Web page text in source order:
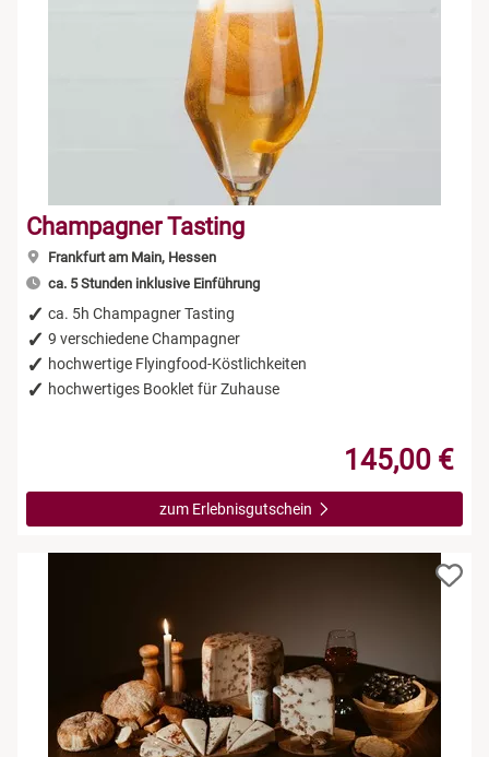
Champagner Tasting
Frankfurt am Main, Hessen
ca. 5 Stunden inklusive Einführung
ca. 5h Champagner Tasting
9 verschiedene Champagner
hochwertige Flyingfood-Köstlichkeiten
hochwertiges Booklet für Zuhause
145,00 €
zum Erlebnisgutschein